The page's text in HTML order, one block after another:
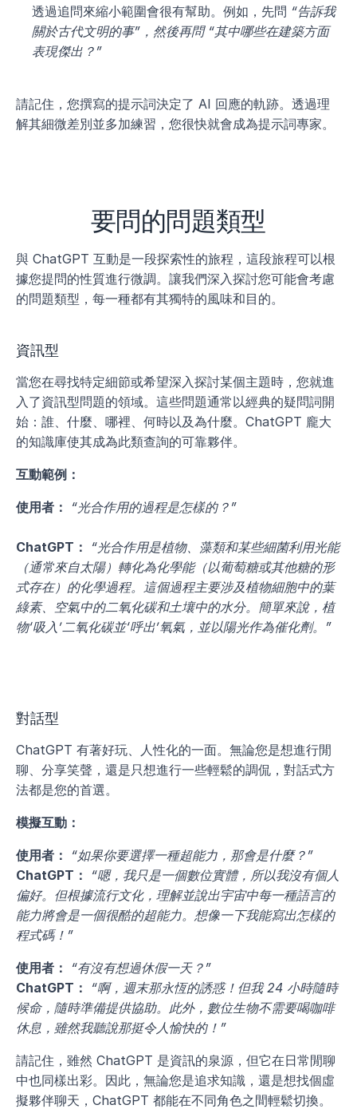
透過追問來縮小範圍會很有幫助。例如，先問 “告訴我
關於古代文明的事”，然後再問 “其中哪些在建築方面
表現傑出？”
請記住，您撰寫的提示詞決定了 AI 回應的軌跡。透過理
解其細微差別並多加練習，您很快就會成為提示詞專家。
要問的問題類型
與 ChatGPT 互動是一段探索性的旅程，這段旅程可以根
據您提問的性質進行微調。讓我們深入探討您可能會考慮
的問題類型，每一種都有其獨特的風味和目的。
資訊型
當您在尋找特定細節或希望深入探討某個主題時，您就進
入了資訊型問題的領域。這些問題通常以經典的疑問詞開
始：誰、什麼、哪裡、何時以及為什麼。ChatGPT 龐大
的知識庫使其成為此類查詢的可靠夥伴。
互動範例：
使用者： “光合作用的過程是怎樣的？”
ChatGPT：
“光合作用是植物、藻類和某些細菌利用光能
（通常來自太陽）轉化為化學能（以葡萄糖或其他糖的形
式存在）的化學過程。這個過程主要涉及植物細胞中的葉
綠素、空氣中的二氧化碳和土壤中的水分。簡單來說，植
物‘吸入’二氧化碳並‘呼出’氧氣，並以陽光作為催化劑。”
對話型
ChatGPT 有著好玩、人性化的一面。無論您是想進行閒
聊、分享笑聲，還是只想進行一些輕鬆的調侃，對話式方
法都是您的首選。
模擬互動：
使用者：
“如果你要選擇一種超能力，那會是什麼？”
ChatGPT：
“嗯，我只是一個數位實體，所以我沒有個人
偏好。但根據流行文化，理解並說出宇宙中每一種語言的
能力將會是一個很酷的超能力。想像一下我能寫出怎樣的
程式碼！”
使用者：
“有沒有想過休假一天？”
ChatGPT：
“啊，週末那永恆的誘惑！但我 24 小時隨時
候命，隨時準備提供協助。此外，數位生物不需要喝咖啡
休息，雖然我聽說那挺令人愉快的！”
請記住，雖然 ChatGPT 是資訊的泉源，但它在日常閒聊
中也同樣出彩。因此，無論您是追求知識，還是想找個虛
擬夥伴聊天，ChatGPT 都能在不同角色之間輕鬆切換。